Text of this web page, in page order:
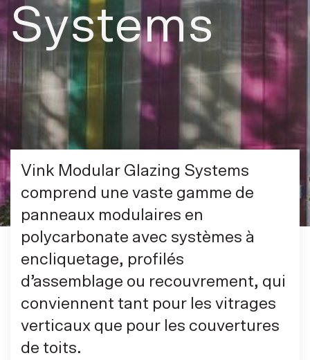
Systems
Vink Modular Glazing Systems
comprend une vaste gamme de
panneaux modulaires en
polycarbonate avec systèmes à
encliquetage, profilés
d’assemblage ou recouvrement, qui
conviennent tant pour les vitrages
verticaux que pour les couvertures
de toits.